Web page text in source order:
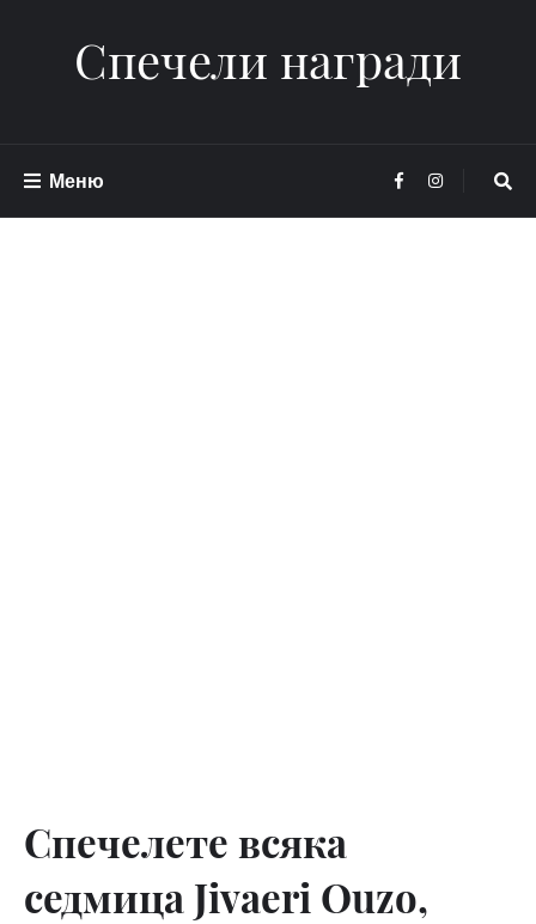
Спечели награди
Меню
Спечелете всяка
седмица Jivaeri Ouzo,